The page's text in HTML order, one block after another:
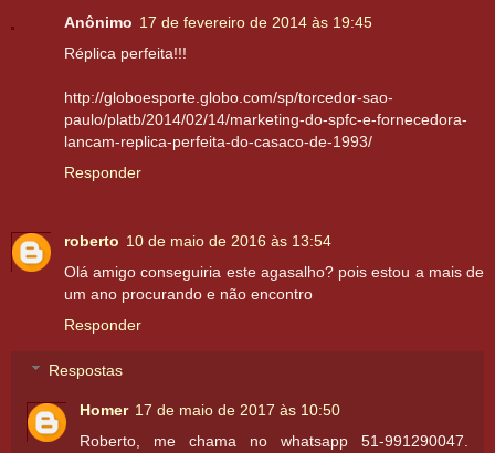
Anônimo 17 de fevereiro de 2014 às 19:45
Réplica perfeita!!!
http://globoesporte.globo.com/sp/torcedor-sao-
paulo/platb/2014/02/14/marketing-do-spfc-e-fornecedora-
lancam-replica-perfeita-do-casaco-de-1993/
Responder
roberto 10 de maio de 2016 às 13:54
Olá amigo conseguiria este agasalho? pois estou a mais de
um ano procurando e não encontro
Responder
Respostas
Homer 17 de maio de 2017 às 10:50
Roberto, me chama no whatsapp 51-991290047.